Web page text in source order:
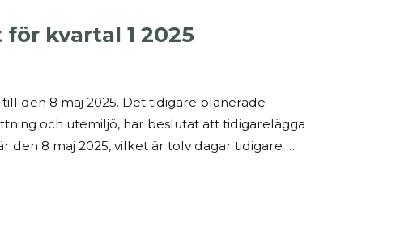
kvartal 1 2025
den 8 maj 2025. Det tidigare planerade
och utemiljö, har beslutat att tidigarelägga
den 8 maj 2025, vilket är tolv dagar tidigare …